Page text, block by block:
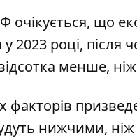
очікується, що
2023 році, після
менше,
факторів
нижчими, ніж